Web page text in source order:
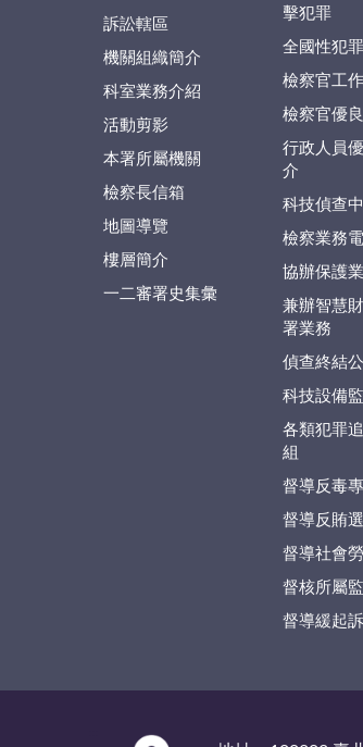
訴訟轄區
機關組織簡介
科室業務介紹
活動剪影
本署所屬機關
檢察長信箱
地圖導覽
樓層簡介
一二審署史集彙
擊犯罪
全國性犯
檢察官工
檢察官優
行政人員
介
科技偵查
檢察業務
協辦保護
兼辦智慧
署業務
偵查終結
科技設備
各類犯罪
組
督導反毒
督導反賄
督導社會
督核所屬
督導緩起